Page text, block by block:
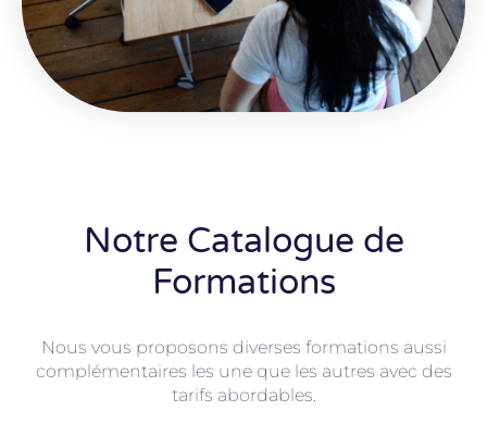
Notre Catalogue de
Formations
Nous vous proposons diverses formations aussi
complémentaires les une que les autres avec des
tarifs abordables.